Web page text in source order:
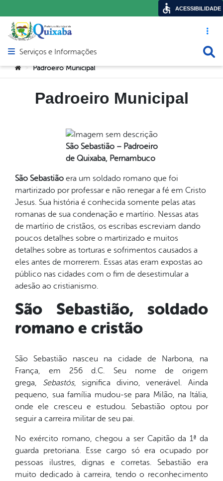
Acesso
Abrir menu principal de navegação
Serviços e Informações
Você está aqui:
> Padroeiro Municipal
Padroeiro Municipal
São Sebastião – Padroeiro
de Quixaba, Pernambuco
São Sebastião era um soldado romano que foi
martirizado por professar e não renegar a fé em Cristo
Jesus. Sua história é conhecida somente pelas atas
romanas de sua condenação e martírio. Nessas atas
de martírio de cristãos, os escribas escreviam dando
poucos detalhes sobre o martirizado e muitos
detalhes sobre as torturas e sofrimentos causados a
eles antes de morrerem. Essas atas eram expostas ao
público nas cidades com o fim de desestimular a
adesão ao cristianismo.
São Sebastião, soldado
romano e cristão
São Sebastião nasceu na cidade de Narbona, na
França, em 256 d.C. Seu nome de origem
grega, Sebastós, significa divino, venerável. Ainda
pequeno, sua família mudou-se para Milão, na Itália,
onde ele cresceu e estudou. Sebastião optou por
seguir a carreira militar de seu pai.
No exército romano, chegou a ser Capitão da 1ª da
guarda pretoriana. Esse cargo só era ocupado por
pessoas ilustres, dignas e corretas. Sebastião era
muito dedicado à carreira, tendo o reconhecimento
ACESSIBILIDADE